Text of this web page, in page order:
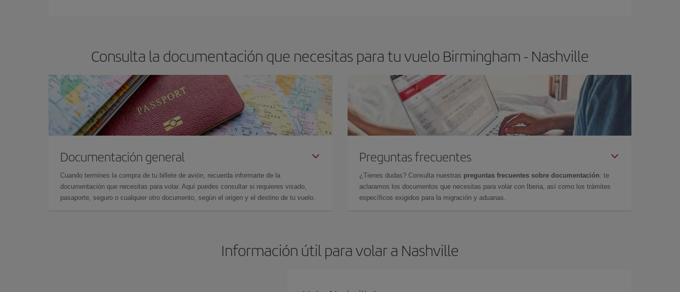
Consulta la documentación que necesitas para tu vuelo Birmingham - Nashville
Documentación general
Cuando termines la compra de tu billete de avión, recuerda informarte de la
documentación que necesitas para volar. Aquí puedes consultar si requieres visado,
pasaporte, seguro o cualquier otro documento, según el origen y el destino de tu vuelo.
Preguntas frecuentes
¿Tienes dudas? Consulta nuestras preguntas frecuentes sobre documentación: te
aclaramos los documentos que necesitas para volar con Iberia, así como los trámites
específicos exigidos para la migración y aduanas.
Información útil para volar a Nashville